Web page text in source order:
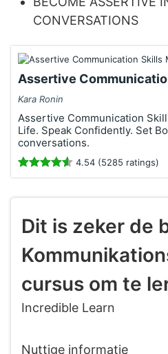
CONVERSATIONS
Assertive
Kara Ronin
Assertive Communication
Life. Speak Confidently. Set
conversations.
4.54 (5285 ratings)
Dit is zeker de
cursus om te
Incredible Learn
Nuttige informatie